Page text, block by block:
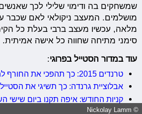
שמשחקים בה ודימוי שלילי לכך
מושלמים. המעצב ניקולאי לאם שכבר
מלאה, עכשיו מעצב ברבי בעלת כל
סימני מתיחה שחווה כל אישה אמיתית.
עוד במדור הסטייל בפרוגי:
טרנדים 2015: כך תהפכי את החורף למושלם
אבלוציית גרנדה: כך תשיגי את
קניות החודש: איפה תקנו ביום שישי
© Nickolay Lamm